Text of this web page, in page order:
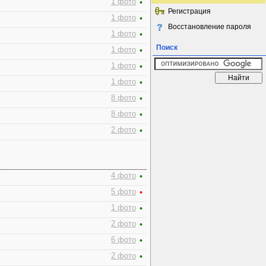
1 фото •
1 фото •
1 фото •
1 фото •
1 фото •
1 фото •
8 фото •
8 фото •
2 фото •
4 фото •
5 фото •
1 фото •
2 фото •
6 фото •
2 фото •
Регистрация
Восстановление пароля
Поиск